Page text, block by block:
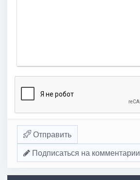
Отправить
Подписаться на комментарии